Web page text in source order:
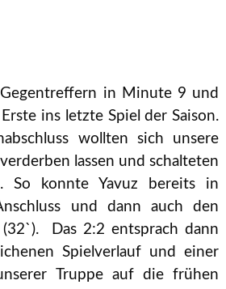
in Minute 9 und
ins letzte Spiel der Saison.
wollten sich unsere
lassen und schalteten
So konnte Yavuz bereits in
und dann auch den
(32`). Das 2:2 entsprach dann
Spielverlauf und einer
Truppe auf die frühen